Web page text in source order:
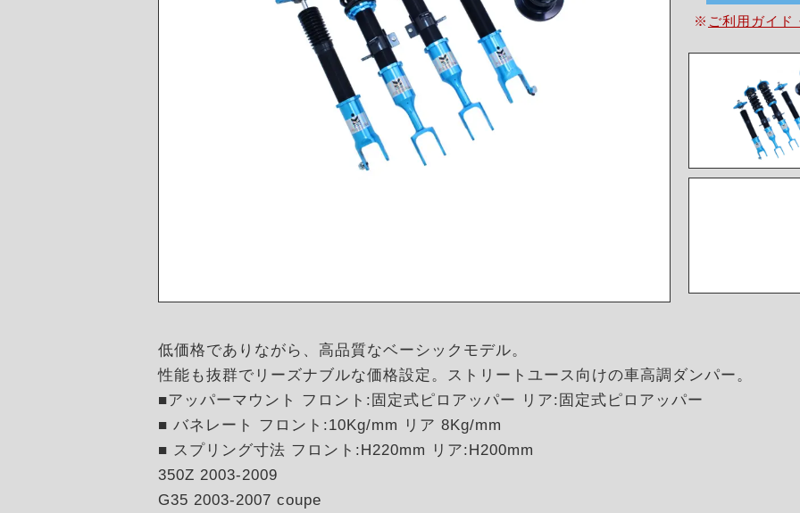
※ ご利用ガイド
低価格でありながら、高品質なベーシックモデル。
性能も抜群でリーズナブルな価格設定。ストリートユース向けの車高調ダンパー。
■アッパーマウント フロント:固定式ピロアッパー リア:固定式ピロアッパー
■ バネレート フロント:10Kg/mm リア 8Kg/mm
■ スプリング寸法 フロント:H220mm リア:H200mm
350Z 2003-2009
G35 2003-2007 coupe